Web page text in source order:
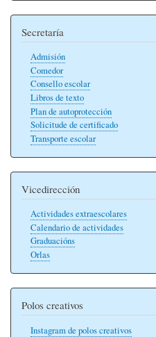
Secretaría
Admisión
Comedor
Consello escolar
Libros de texto
Plan de autoprotección
Solicitude de certificado
Transporte escolar
Vicedirección
Actividades extraescolares
Calendario de actividades
Graduacións
Orlas
Polos creativos
Instagram de polos creativos